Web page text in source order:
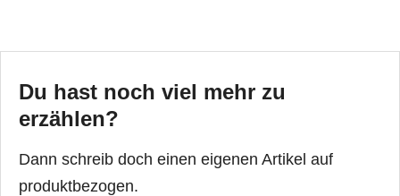
Du hast noch viel mehr zu
erzählen?
Dann schreib doch einen eigenen Artikel auf
produktbezogen.